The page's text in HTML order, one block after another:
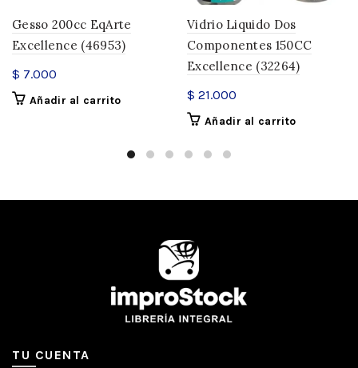
Gesso 200cc EqArte
Excellence (46953)
$ 7.000
Añadir al carrito
Vidrio Liquido Dos
Componentes 150CC
Excellence (32264)
$ 21.000
Añadir al carrito
TU CUENTA